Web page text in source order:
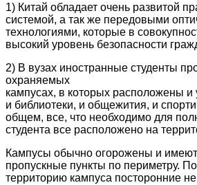
1) Китай обладает очень развитой
системой, а так же передовыми
технологиями, которые в
высокий уровень безопасности
2) В вузах иностранные студенты
охраняемых
кампусах, в которых расположены и
и библиотеки, и общежития, и
общем, все, что необходимо для
студента все расположено на
Кампусы обычно огорожены и имеют
пропускные пункты по периметру.
территорию кампуса посторонние не